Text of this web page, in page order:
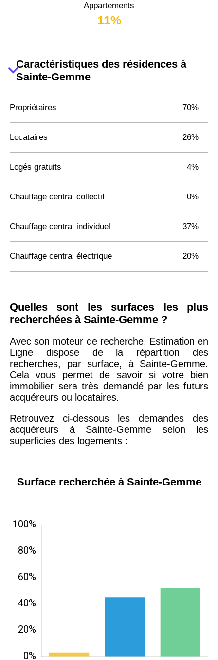
Appartements
11%
Caractéristiques des résidences à
Sainte-Gemme
Propriétaires 70%
Locataires 26%
Logés gratuits 4%
Chauffage central collectif 0%
Chauffage central individuel 37%
Chauffage central électrique 20%
Quelles sont les surfaces les plus
recherchées à Sainte-Gemme ?
Avec son moteur de recherche, Estimation en
Ligne dispose de la répartition des
recherches, par surface, à Sainte-Gemme.
Cela vous permet de savoir si votre bien
immobilier sera très demandé par les futurs
acquéreurs ou locataires.
Retrouvez ci-dessous les demandes des
acquéreurs à Sainte-Gemme selon les
superficies des logements :
Surface recherchée à Sainte-Gemme